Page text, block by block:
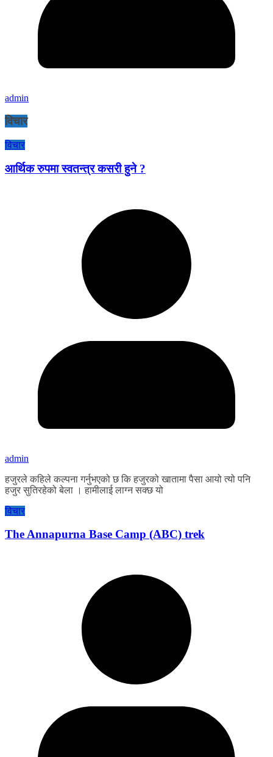
admin
विचार
विचार
आर्थिक रुपमा स्वतन्त्र कसरी हुने ?
admin
हजुरले कहिले कल्पना गर्नुभएको छ कि हजुरको खातामा पैसा आयो त्यो पनि
हजुर सुतिरहेको बेला । हामीलाई लाग्न सक्छ यो
विचार
The Annapurna Base Camp (ABC) trek